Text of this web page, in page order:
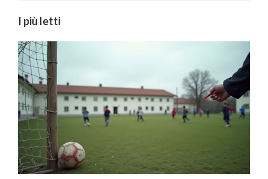
I più letti